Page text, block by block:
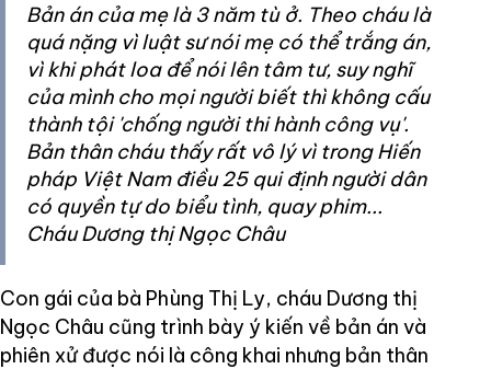
Bản án của mẹ là 3 năm tù ở. Theo cháu là
quá nặng vì luật sư nói mẹ có thể trắng án,
vì khi phát loa để nói lên tâm tư, suy nghĩ
của mình cho mọi người biết thì không cấu
thành tội 'chống người thi hành công vụ'.
Bản thân cháu thấy rất vô lý vì trong Hiến
pháp Việt Nam điều 25 qui định người dân
có quyền tự do biểu tình, quay phim...
Cháu Dương thị Ngọc Châu
Con gái của bà Phùng Thị Ly, cháu Dương thị
Ngọc Châu cũng trình bày ý kiến về bản án và
phiên xử được nói là công khai nhưng bản thân